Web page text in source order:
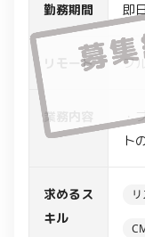
勤務期間 即
リモート フ
業務内容
・
ト
・
求めるス
キル